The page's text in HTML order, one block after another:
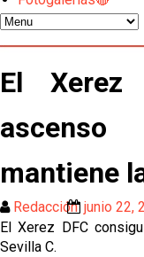
reflejado que
trabajamos con
mercado
OFICIAL | Juanlu
Los posibles
marcha de Juanlu
El Xerez
mantiene
Redacción junio 22,
El Xerez DFC
Sevilla C.